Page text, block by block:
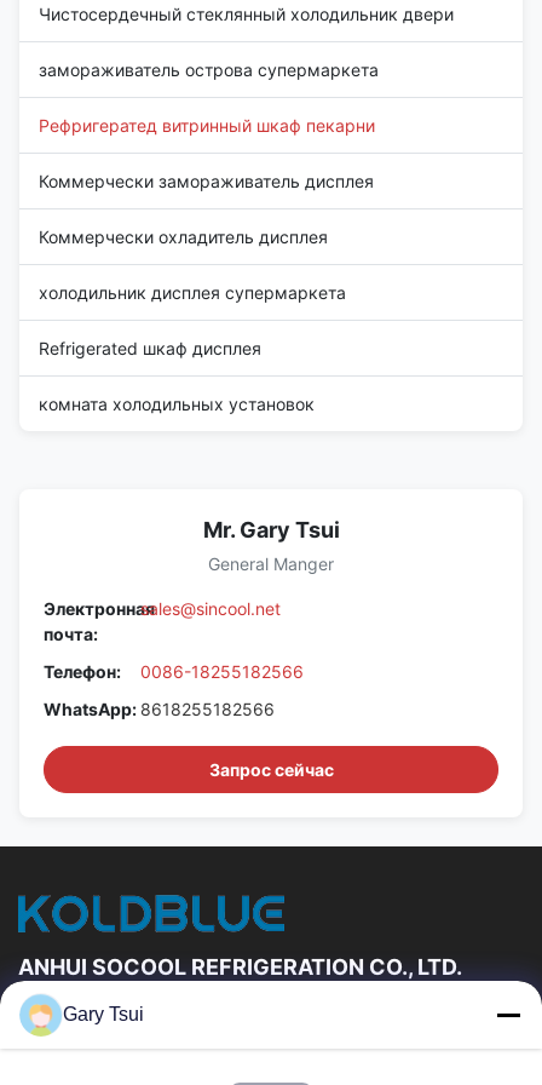
Чистосердечный стеклянный холодильник двери
замораживатель острова супермаркета
Рефригератед витринный шкаф пекарни
Коммерчески замораживатель дисплея
Коммерчески охладитель дисплея
холодильник дисплея супермаркета
Refrigerated шкаф дисплея
комната холодильных установок
Mr. Gary Tsui
General Manger
Электронная
почта:
sales@sincool.net
Телефон:
0086-18255182566
WhatsApp: 8618255182566
Запрос сейчас
ANHUI SOCOOL REFRIGERATION CO., LTD.
Быстрые Связи
Gary Tsui